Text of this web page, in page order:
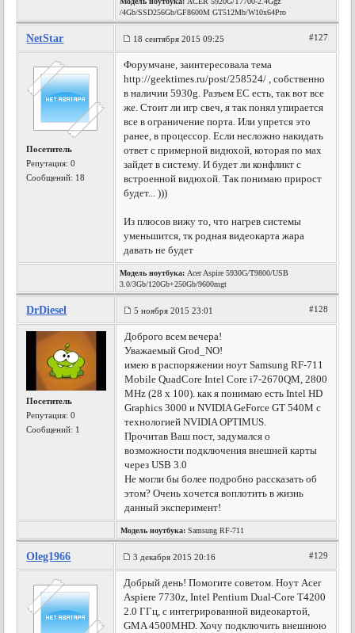
/4Gb/SSD256Gb/GF8600M GT512Mb/W10x64Pro
NetStar 18 сентября 2015 09:25 #127
Посетитель
Репутация:0
Сообщений: 18
Форумчане, заинтересовала тема
http://geektimes.ru/post/258524/ , собственно
в наличии 5930g. Разъем EC есть, так вот все
же. Стоит ли игр свеч, я так понял упирается
все в ограничение порта. Или упрется это
ранее, в процессор. Если несложно накидать
ответ с примерной видюхой, которая по мах
зайдет в систему. И будет ли конфликт с
встроенной видюхой. Так понимаю прирост
будет... )))
Из плюсов вижу то, что нагрев системы
уменьшится, тк родная видеокарта жара
давать не будет
Модель ноутбука: Acer Aspire 5930G/T9800/USB
3.0/3Gb/120Gb+250Gb/9600mgt
DrDiesel 5 ноября 2015 23:01 #128
Посетитель
Репутация:0
Сообщений: 1
Доброго всем вечера!
Уважаемый Grod_NO!
имею в распоряжении ноут Samsung RF-711
Mobile QuadCore Intel Core i7-2670QM, 2800
MHz (28 x 100). как я понимаю есть Intel HD
Graphics 3000 и NVIDIA GeForce GT 540M с
технологией NVIDIA OPTIMUS.
Прочитав Ваш пост, задумался о
возможности подключения внешней карты
через USB 3.0
Не могли бы более подробно рассказать об
этом? Очень хочется воплотить в жизнь
данный эксперимент!
Модель ноутбука: Samsung RF-711
Oleg1966 3 декабря 2015 20:16 #129
Добрый день! Помогите советом. Ноут Acer
Aspiere 7730z, Intel Pentium Dual-Core T4200
2.0 ГГц, с интегрированной видеокартой,
GMA 4500MHD. Хочу подключить внешнюю